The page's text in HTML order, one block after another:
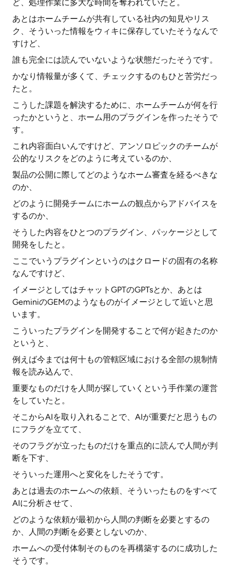
ど、処理作業に多大な時間を奪われていたと。
あとはホームチームが共有している社内の知見やリス
ク、そういった情報をウィキに保存していたそうなんで
すけど、
誰も完全には読んでいないような状態だったそうです。
かなり情報量が多くて、チェックするのもひと苦労だっ
たと。
こうした課題を解決するために、ホームチームが何を行
ったかというと、ホーム用のプラグインを作ったそうで
す。
これ内容面白いんですけど、アンソロピックのチームが
公的なリスクをどのように考えているのか、
製品の公開に際してどのようなホーム審査を経るべきな
のか、
どのように開発チームにホームの観点からアドバイスを
するのか、
そうした内容をひとつのプラグイン、パッケージとして
開発をしたと。
ここでいうプラグインというのはクロードの固有の名称
なんですけど、
イメージとしてはチャットGPTのGPTsとか、あとは
GeminiのGEMのようなものがイメージとして近いと思
います。
こういったプラグインを開発することで何が起きたのか
というと、
例えば今までは何十もの管轄区域における全部の規制情
報を読み込んで、
重要なものだけを人間が探していくという手作業の運営
をしていたと。
そこからAIを取り入れることで、AIが重要だと思うもの
にフラグを立てて、
そのフラグが立ったものだけを重点的に読んで人間が判
断を下す、
そういった運用へと変化をしたそうです。
あとは過去のホームへの依頼、そういったものをすべて
AIに分析させて、
どのような依頼が最初から人間の判断を必要とするの
か、人間の判断を必要としないのか、
ホームへの受付体制そのものを再構築するのに成功した
そうです。